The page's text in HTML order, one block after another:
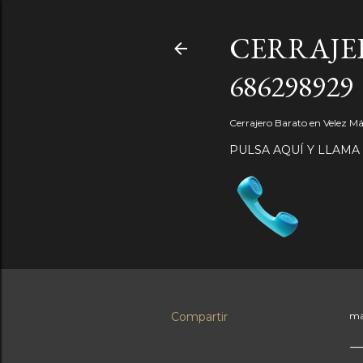
686298929
Cerrajero Barato en Velez
PULSA AQUÍ Y
Compartir